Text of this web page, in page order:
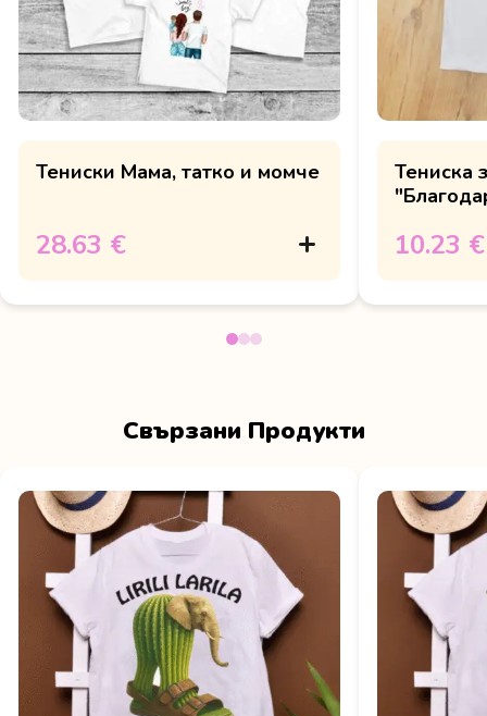
Тениски Мама, татко и момче
28.63 €
Тениска
10.23 €
Свързани Продукти